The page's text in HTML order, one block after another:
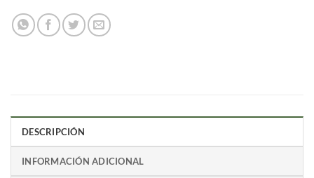
DESCRIPCIÓN
INFORMACIÓN ADICIONAL